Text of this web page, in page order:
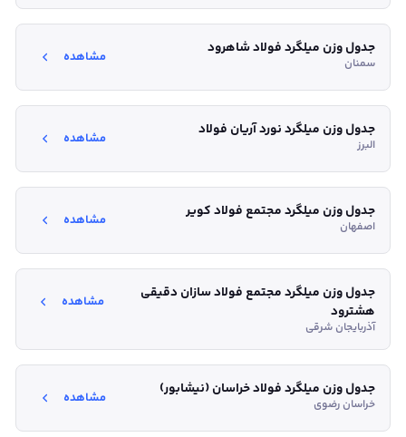
جدول وزن میلگرد فولاد شاهرود
سمنان مشاهده
جدول وزن میلگرد نورد آریان فولاد
البرز مشاهده
جدول وزن میلگرد مجتمع فولاد کویر
اصفهان مشاهده
جدول وزن میلگرد مجتمع فولاد سازان دقیقی
هشترود
آذربایجان شرقی
مشاهده
جدول وزن میلگرد فولاد خراسان (نیشابور)
خراسان رضوی مشاهده